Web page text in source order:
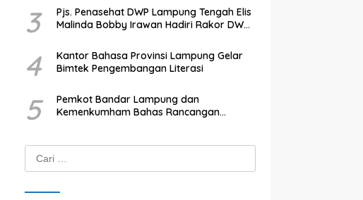
3
Pjs. Penasehat DWP Lampung Tengah Elis
Malinda Bobby Irawan Hadiri Rakor DWP
4
Kantor Bahasa Provinsi Lampung Gelar
Bimtek Pengembangan Literasi
5
Pemkot Bandar Lampung dan
Kemenkumham Bahas Rancangan